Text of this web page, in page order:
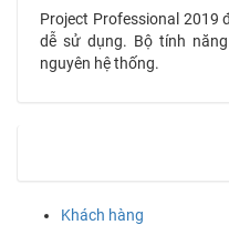
Project Professional 2019
dễ sử dụng. Bộ tính
nguyên hệ thống.
Khách hàng